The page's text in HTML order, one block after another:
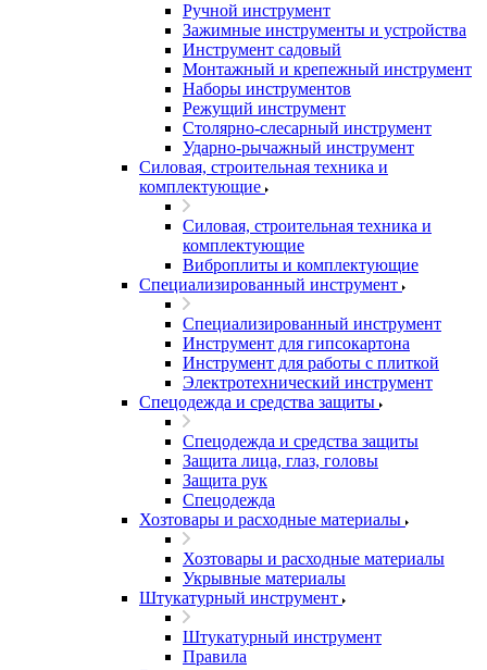
Ручной инструмент
Зажимные инструменты и устройства
Инструмент садовый
Монтажный и крепежный инструмент
Наборы инструментов
Режущий инструмент
Столярно-слесарный инструмент
Ударно-рычажный инструмент
Силовая, строительная техника и
комплектующие
Силовая, строительная техника и
комплектующие
Виброплиты и комплектующие
Специализированный инструмент
Специализированный инструмент
Инструмент для гипсокартона
Инструмент для работы с плиткой
Электротехнический инструмент
Спецодежда и средства защиты
Спецодежда и средства защиты
Защита лица, глаз, головы
Защита рук
Спецодежда
Хозтовары и расходные материалы
Хозтовары и расходные материалы
Укрывные материалы
Штукатурный инструмент
Штукатурный инструмент
Правила